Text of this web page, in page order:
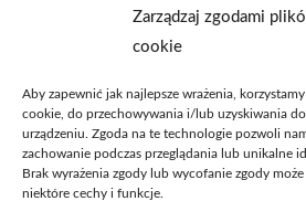
Zarządzaj zgodami
cookie
Aby zapewnić jak najlepsze wrażenia,
cookie, do przechowywania i/lub uzyskiwania
urządzeniu. Zgoda na te technologie pozwoli
zachowanie podczas przeglądania lub unikalne
Brak wyrażenia zgody lub wycofanie zgody
niektóre cechy i funkcje.
WordPress.org